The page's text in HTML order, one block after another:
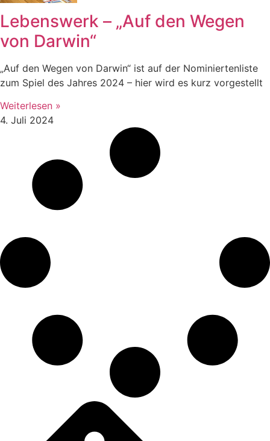
Lebenswerk – „Auf den Wegen
von Darwin“
„Auf den Wegen von Darwin“ ist auf der Nominiertenliste
zum Spiel des Jahres 2024 – hier wird es kurz vorgestellt
Weiterlesen »
4. Juli 2024